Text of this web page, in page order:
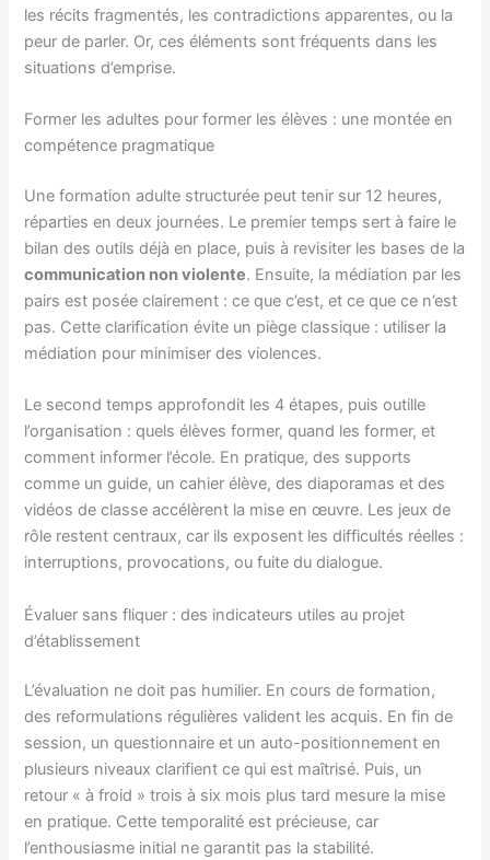
les récits fragmentés, les contradictions apparentes, ou la
peur de parler. Or, ces éléments sont fréquents dans les
situations d’emprise.
Former les adultes pour former les élèves : une montée en
compétence pragmatique
Une formation adulte structurée peut tenir sur 12 heures,
réparties en deux journées. Le premier temps sert à faire le
bilan des outils déjà en place, puis à revisiter les bases de la
communication non violente. Ensuite, la médiation par les
pairs est posée clairement : ce que c’est, et ce que ce n’est
pas. Cette clarification évite un piège classique : utiliser la
médiation pour minimiser des violences.
Le second temps approfondit les 4 étapes, puis outille
l’organisation : quels élèves former, quand les former, et
comment informer l’école. En pratique, des supports
comme un guide, un cahier élève, des diaporamas et des
vidéos de classe accélèrent la mise en œuvre. Les jeux de
rôle restent centraux, car ils exposent les difficultés réelles :
interruptions, provocations, ou fuite du dialogue.
Évaluer sans fliquer : des indicateurs utiles au projet
d’établissement
L’évaluation ne doit pas humilier. En cours de formation,
des reformulations régulières valident les acquis. En fin de
session, un questionnaire et un auto-positionnement en
plusieurs niveaux clarifient ce qui est maîtrisé. Puis, un
retour « à froid » trois à six mois plus tard mesure la mise
en pratique. Cette temporalité est précieuse, car
l’enthousiasme initial ne garantit pas la stabilité.